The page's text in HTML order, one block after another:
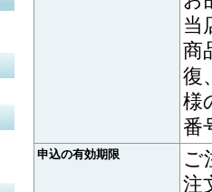
当
商
復
様
番
申込の有効期限
ご
注